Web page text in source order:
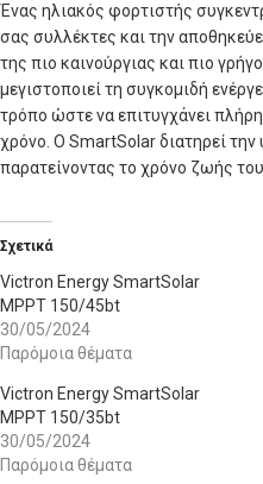
Ένας ηλιακός φορτιστής
σας συλλέκτες και την
της πιο καινούργιας και πιο
μεγιστοποιεί τη συγκομιδή
τρόπο ώστε να επιτυγχάνει
χρόνο. Ο SmartSolar διατηρεί
παρατείνοντας το χρόνο ζωής
Σχετικά
Victron Energy SmartSolar
MPPT 150/45bt
30/05/2024
Παρόμοια θέματα
Victron Energy SmartSolar
MPPT 150/35bt
30/05/2024
Παρόμοια θέματα